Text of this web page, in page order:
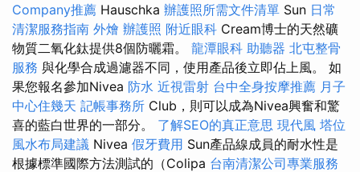
Company推薦 Hauschka 辦護照所需文件清單 Sun 日常
清潔服務指南 外燴 辦護照 附近眼科 Cream博士的天然礦
物質二氧化鈦提供8個防曬霜。 龍潭眼科 助聽器 北屯整骨
服務 與化學合成過濾器不同，使用產品後立即佔上風。 如
果您報名參加Nivea 防水 近視雷射 台中全身按摩推薦 月子
中心住幾天 記帳事務所 Club，則可以成為Nivea興奮和驚
喜的藍白世界的一部分。 了解SEO的真正意思 現代風 塔位
風水布局建議 Nivea 假牙費用 Sun產品線成員的耐水性是
根據標準國際方法測試的（Colipa 台南清潔公司專業服務